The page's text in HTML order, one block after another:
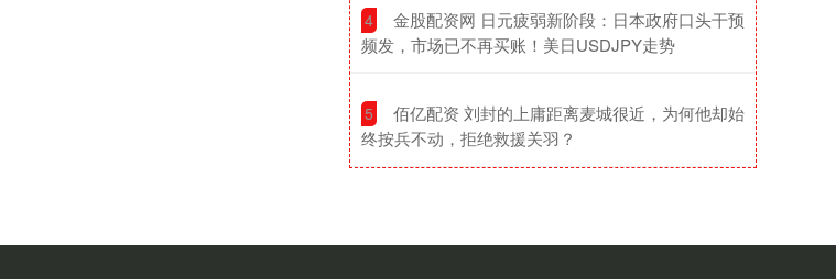
4
​金股配资网 日元疲弱新阶段：日本政府口头干预
频发，市场已不再买账！美日USDJPY走势
5
​佰亿配资 刘封的上庸距离麦城很近，为何他却始
终按兵不动，拒绝救援关羽？